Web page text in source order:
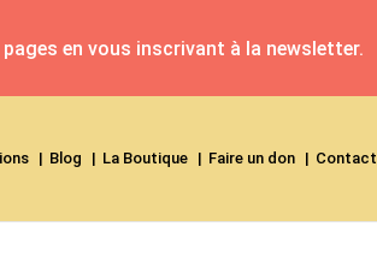
Blog La Boutique Faire un don Contact
en vous inscrivant à la newsletter.